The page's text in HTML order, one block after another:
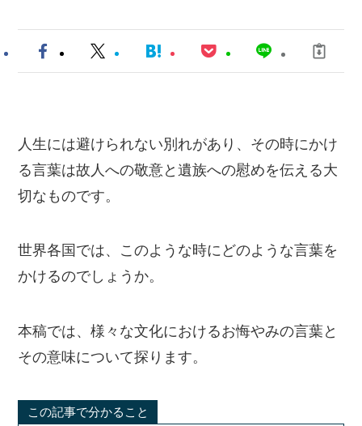
人生には避けられない別れがあり、その時にかけ
る言葉は故人への敬意と遺族への慰めを伝える大
切なものです。
世界各国では、このような時にどのような言葉を
かけるのでしょうか。
本稿では、様々な文化におけるお悔やみの言葉と
その意味について探ります。
この記事で分かること